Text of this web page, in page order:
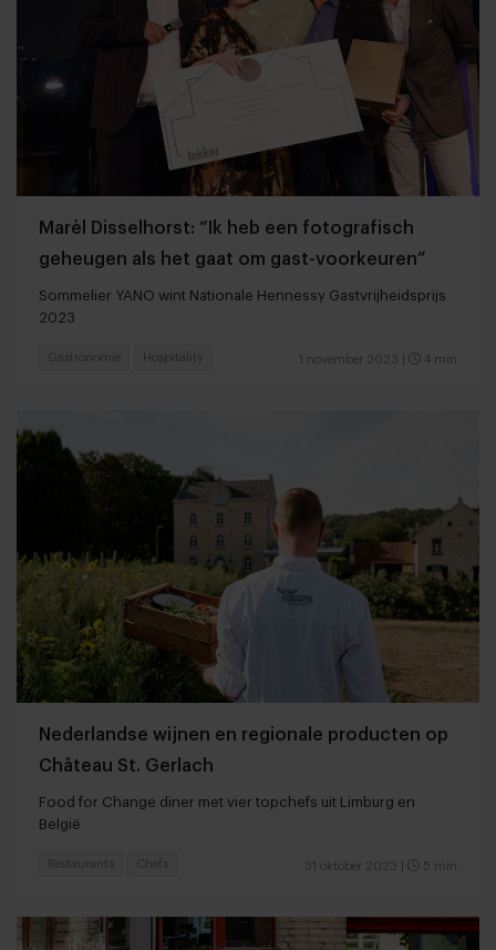
Marèl Disselhorst: “Ik heb een fotografisch
geheugen als het gaat om gast-voorkeuren”
Sommelier YANO wint Nationale Hennessy Gastvrijheidsprijs
2023
1 november 2023 4 min
Gastronomie Hospitality
Nederlandse wijnen en regionale producten op
Château St. Gerlach
Food for Change diner met vier topchefs uit Limburg en
België
31 oktober 2023 5 min
Restaurants Chefs